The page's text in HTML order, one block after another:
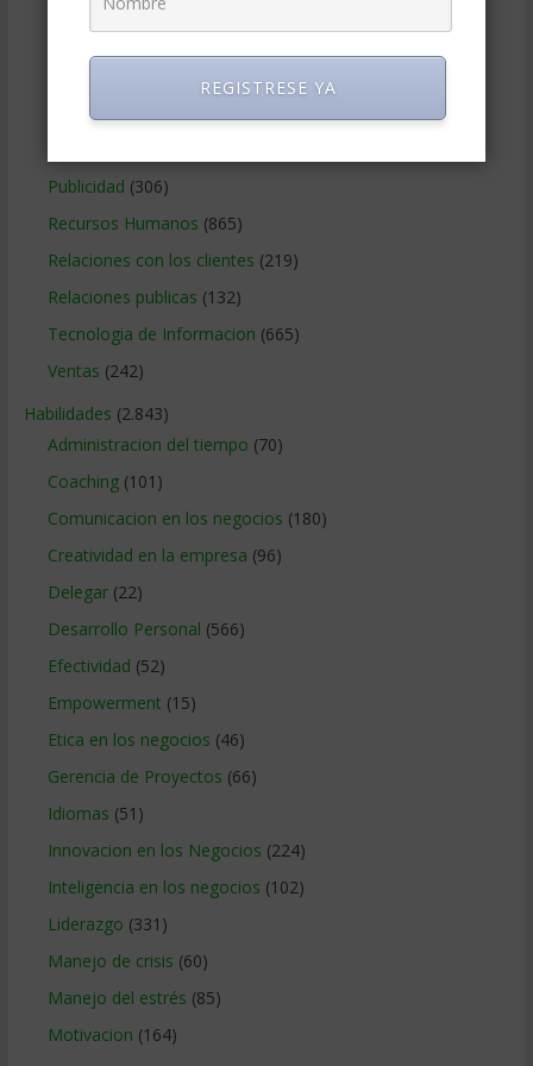
Métodos Gerenciales(280)
Negocios Online
Publicidad (306)
Recursos Humanos (865)
Relaciones con los clientes (219)
Relaciones publicas (132)
Tecnologia de Informacion (665)
Ventas (242)
Habilidades (2.843)
Administracion del tiempo (70)
Coaching(101)
Comunicacion en los negocios (180)
Creatividad en la empresa (96)
Delegar(22)
Desarrollo Personal (566)
Efectividad (52)
Empowerment (15)
Etica en los negocios (46)
Gerencia de Proyectos (66)
Idiomas (51)
Innovacion en los Negocios (224)
Inteligencia en los negocios (102)
Liderazgo (331)
Manejo de crisis (60)
Manejo del estrés (85)
Motivacion (164)
REGISTRESE YA